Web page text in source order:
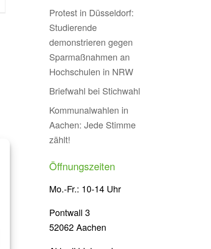
Protest in Düsseldorf:
Studierende
demonstrieren gegen
Sparmaßnahmen an
Hochschulen in NRW
Briefwahl bei Stichwahl
Kommunalwahlen in
Aachen: Jede Stimme
zählt!
Öffnungszeiten
Mo.-Fr.: 10-14 Uhr
Pontwall 3
52062 Aachen